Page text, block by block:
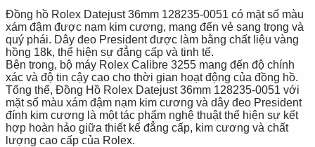
Đồng hồ Rolex Datejust 36mm 128235-0051 có mặt số màu
xám đậm được nạm kim cương, mang đến vẻ sang trọng và
quý phái. Dây đeo President được làm bằng chất liệu vàng
hồng 18k, thể hiện sự đẳng cấp và tinh tế.
Bên trong, bộ máy Rolex Calibre 3255 mang đến độ chính
xác và độ tin cậy cao cho thời gian hoạt động của đồng hồ.
Tổng thể, Đồng Hồ Rolex Datejust 36mm 128235-0051 với
mặt số màu xám đậm nạm kim cương và dây đeo President
đính kim cương là một tác phẩm nghệ thuật thể hiện sự kết
hợp hoàn hảo giữa thiết kế đẳng cấp, kim cương và chất
lượng cao cấp của Rolex.